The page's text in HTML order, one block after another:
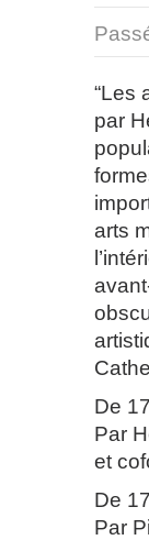
“Les
par
arts
De
Par
et
De
Par